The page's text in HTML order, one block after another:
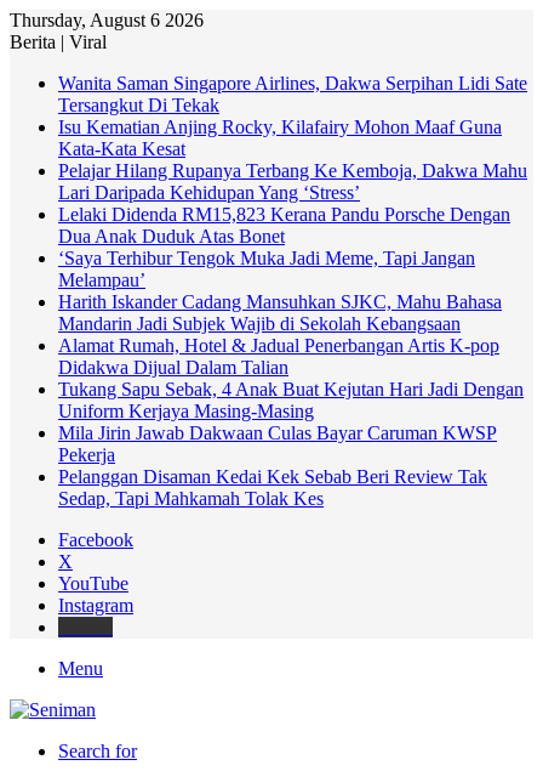
Thursday, August 6 2026
Berita | Viral
Wanita Saman Singapore Airlines, Dakwa Serpihan Lidi Sate
Tersangkut Di Tekak
Isu Kematian Anjing Rocky, Kilafairy Mohon Maaf Guna
Kata-Kata Kesat
Pelajar Hilang Rupanya Terbang Ke Kemboja, Dakwa Mahu
Lari Daripada Kehidupan Yang ‘Stress’
Lelaki Didenda RM15,823 Kerana Pandu Porsche Dengan
Dua Anak Duduk Atas Bonet
‘Saya Terhibur Tengok Muka Jadi Meme, Tapi Jangan
Melampau’
Harith Iskander Cadang Mansuhkan SJKC, Mahu Bahasa
Mandarin Jadi Subjek Wajib di Sekolah Kebangsaan
Alamat Rumah, Hotel & Jadual Penerbangan Artis K-pop
Didakwa Dijual Dalam Talian
Tukang Sapu Sebak, 4 Anak Buat Kejutan Hari Jadi Dengan
Uniform Kerjaya Masing-Masing
Mila Jirin Jawab Dakwaan Culas Bayar Caruman KWSP
Pekerja
Pelanggan Disaman Kedai Kek Sebab Beri Review Tak
Sedap, Tapi Mahkamah Tolak Kes
Facebook
X
YouTube
Instagram
Menu
Search for